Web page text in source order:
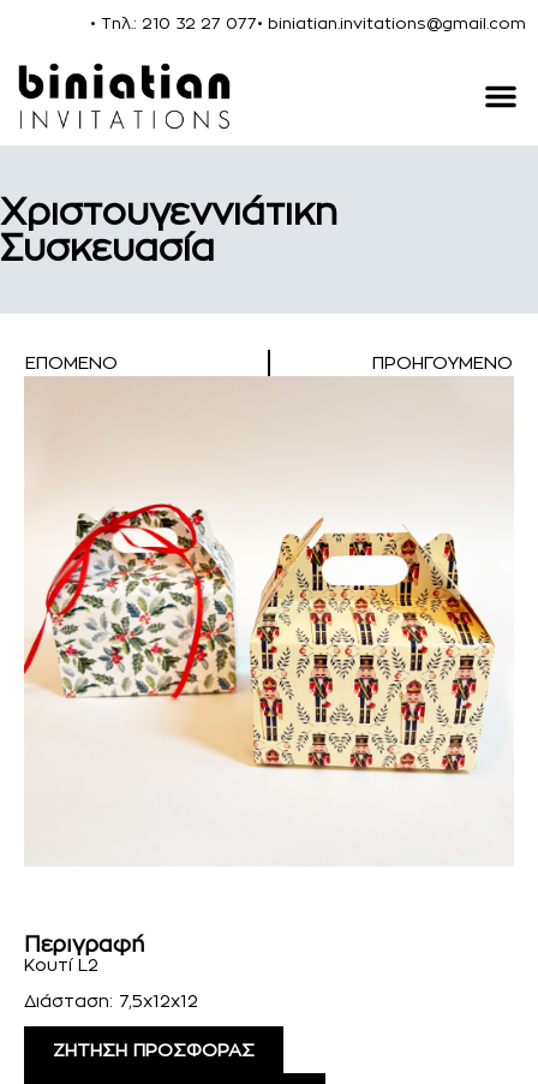
• Τηλ.: 210 32 27 077• biniatian.invitations@gmail.com
Χριστουγεννιάτικη
Συσκευασία
Περιγραφή
Κουτί L2
Διάσταση: 7,5x12x12
ΖΗΤΗΣΗ ΠΡΟΣΦΟΡΑΣ
ΕΠΌΜΕΝΟ ΠΡΟΗΓΟΎΜΕΝΟ